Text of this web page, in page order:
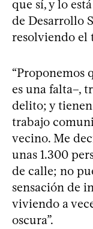
que sí, y lo
de Desarrollo
resolviendo el
“Proponemos
es una falta–,
delito; y
trabajo
vecino. Me
unas 1.300
de calle; no
sensación de
viviendo a
oscura”.